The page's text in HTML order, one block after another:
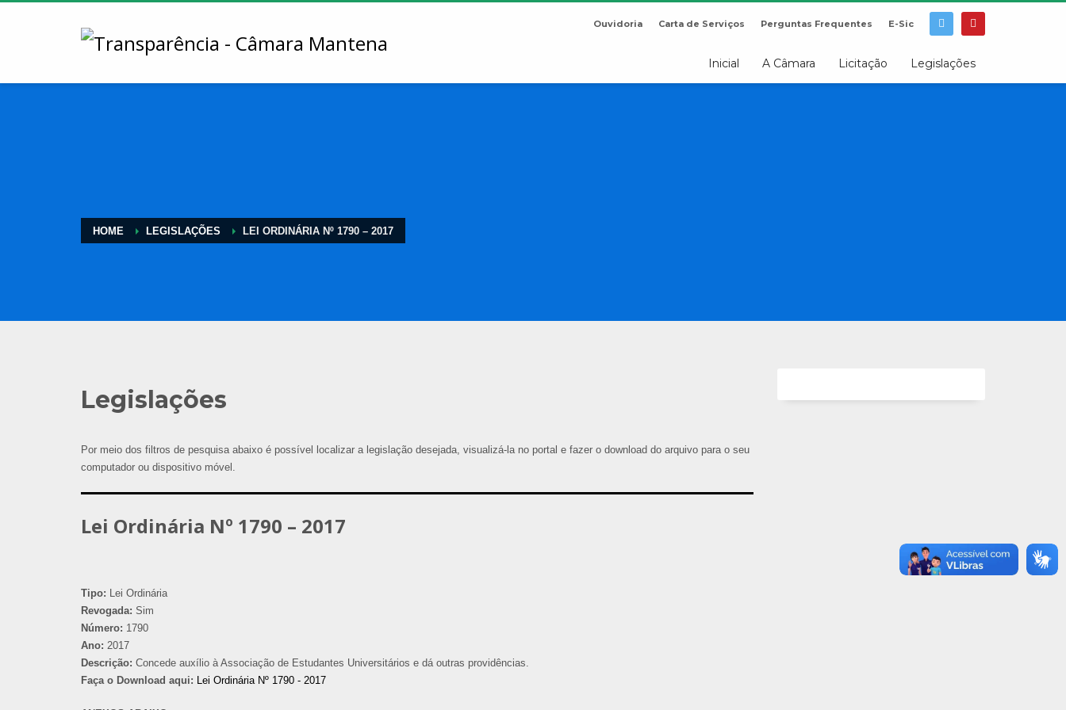
Ouvidoria Carta de Serviços Perguntas Frequentes E-Sic
Inicial A Câmara Licitação Legislações
HOME LEGISLAÇÕES LEI ORDINÁRIA Nº 1790 – 2017
Legislações
Por meio dos filtros de pesquisa abaixo é possível localizar a legislação desejada, visualizá-la no portal e fazer o download do arquivo para o seu
computador ou dispositivo móvel.
Lei Ordinária Nº 1790 – 2017
Tipo: Lei Ordinária
Revogada: Sim
Número: 1790
Ano: 2017
Descrição: Concede auxílio à Associação de Estudantes Universitários e dá outras providências.
Faça o Download aqui: Lei Ordinária Nº 1790 - 2017